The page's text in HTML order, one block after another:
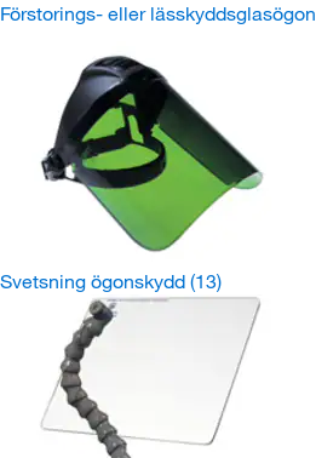
Förstorings- eller lässkyddsglasögon
Svetsning ögonskydd (13)